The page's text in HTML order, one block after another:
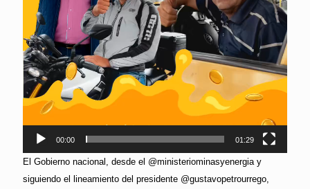
00:00 01:29
El Gobierno nacional, desde el @ministeriominasyenergia y
siguiendo el lineamiento del presidente @gustavopetrourrego,